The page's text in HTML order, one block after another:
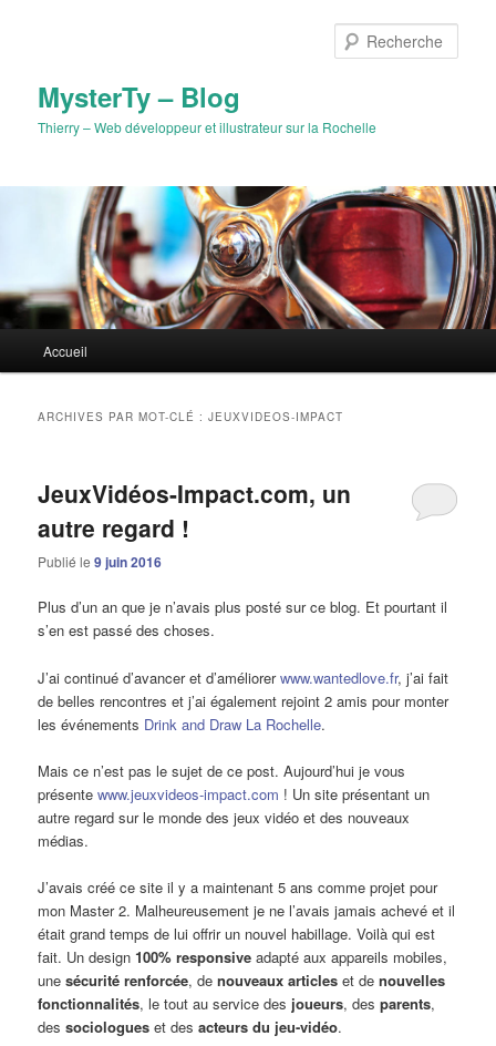
MysterTy – Blog
Thierry – Web développeur et illustrateur sur la Rochelle
principal
Accueil
ARCHIVES PAR MOT-CLÉ :JEUXVIDEOS-IMPACT
JeuxVidéos-Impact.com, un
autre regard !
Publié le9 juin 2016
Plus d’un an que je n’avais plus posté sur ce blog. Et pourtant il
s’en est passé des choses.
J’ai continué d’avancer et d’améliorerwww.wantedlove.fr, j’ai fait
de belles rencontres et j’ai également rejoint 2 amis pour monter
les événements Drink and Draw La Rochelle.
Mais ce n’est pas le sujet de ce post. Aujourd’hui je vous
présentewww.jeuxvideos-impact.com ! Un site présentant un
autre regard sur le monde des jeux vidéo et des nouveaux
médias.
J’avais créé ce site il y a maintenant 5 ans comme projet pour
mon Master 2. Malheureusement je ne l’avais jamais achevé et il
était grand temps de lui offrir un nouvel habillage. Voilà qui est
fait. Un design100% responsive adapté aux appareils mobiles,
unesécurité renforcée, denouveaux articles et denouvelles
fonctionnalités, le tout au service des joueurs, desparents,
dessociologues et desacteurs du jeu-vidéo.